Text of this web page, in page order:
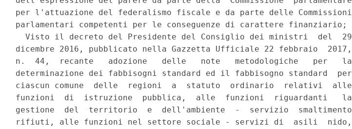
per l'attuazione del federalismo fiscale e da parte delle Commissioni
parlamentari competenti per le conseguenze di carattere finanziario;
  Visto il decreto del Presidente del Consiglio dei ministri  del  29
dicembre 2016, pubblicato nella Gazzetta Ufficiale 22 febbraio  2017,
n.  44,  recante   adozione   delle   note   metodologiche   per   la
determinazione dei fabbisogni standard ed il fabbisogno standard  per
ciascun comune  delle  regioni  a  statuto  ordinario  relativi  alle
funzioni  di  istruzione  pubblica,  alle  funzioni  riguardanti   la
gestione  del  territorio  e  dell'ambiente  -  servizio  smaltimento
rifiuti, alle funzioni nel settore sociale - servizi di  asili  nido,